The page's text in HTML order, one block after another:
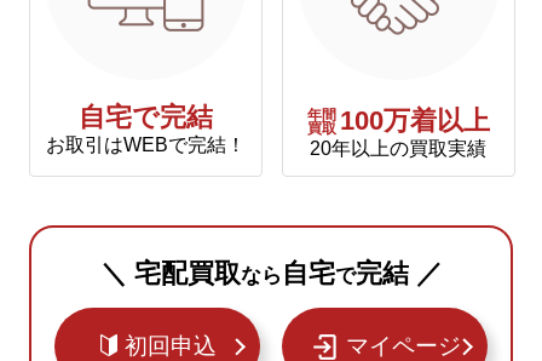
自宅で完結
お取引はWEBで完結！
年間
買取 100万着以上
20年以上の買取実績
＼ 宅配買取なら 自宅で完結 ／
初回申込 マイページ